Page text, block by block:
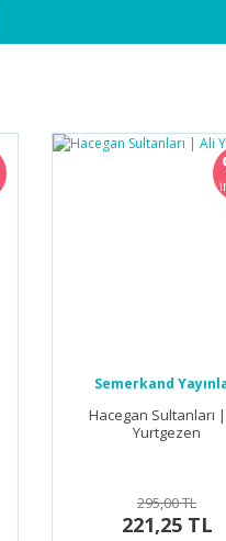
Semerkand
Hacegan Sultanları
Yurtgezen
295,00 TL
221,25 TL